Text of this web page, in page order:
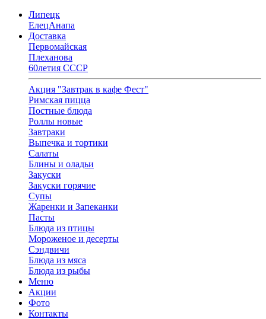
Липецк
ЕлецАнапа
Доставка
Первомайская
Плеханова
60летия СССР
Акция "Завтрак в кафе Фест"
Римская пицца
Постные блюда
Роллы новые
Завтраки
Выпечка и тортики
Салаты
Блины и оладьи
Закуски
Закуски горячие
Супы
Жаренки и Запеканки
Пасты
Блюда из птицы
Мороженое и десерты
Сэндвичи
Блюда из мяса
Блюда из рыбы
Меню
Акции
Фото
Контакты